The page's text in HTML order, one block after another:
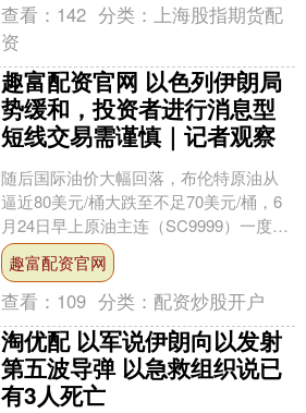
查看： 142 分类： 上海股指期货配
资
趣富配资官网 以色列伊朗局
势缓和，投资者进行消息型
短线交易需谨慎｜记者观察
随后国际油价大幅回落，布伦特原油从
逼近80美元/桶大跌至不足70美元/桶，6
月24日早上原油主连（SC9999）一度跌
停，跌幅9%，部分做多的投资者面临着
爆仓的....
趣富配资官网
查看： 109 分类： 配资炒股开户
淘优配 以军说伊朗向以发射
第五波导弹 以急救组织说已
有3人死亡